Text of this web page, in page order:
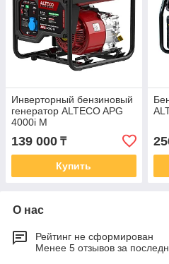
Инверторный бензиновый
генератор ALTECO APG
4000i M
139 000 ₸
Купить
О нас
Рейтинг не сформирован
Менее 5 отзывов за